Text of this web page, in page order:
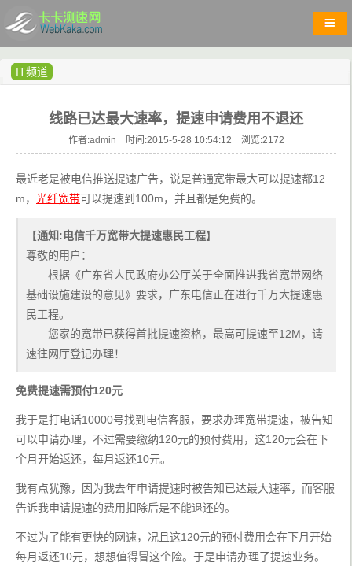
IT频道
线路已达最大速率，提速申请费用不退还
作者:admin 时间:2015-5-28 10:54:12 浏览:2172
最近老是被电信推送提速广告，说是普通宽带最大可以提速都12
m， 光纤宽带可以提速到100m，并且都是免费的。
【通知:电信千万宽带大提速惠民工程】
尊敬的用户：
根据《广东省人民政府办公厅关于全面推进我省宽带网络
基础设施建设的意见》要求，广东电信正在进行千万大提速惠
民工程。
您家的宽带已获得首批提速资格，最高可提速至12M，请
速往网厅登记办理！
免费提速需预付120元
我于是打电话10000号找到电信客服，要求办理宽带提速，被告知
可以申请办理，不过需要缴纳120元的预付费用，这120元会在下
个月开始返还，每月返还10元。
我有点犹豫，因为我去年申请提速时被告知已达最大速率，而客服
告诉我申请提速的费用扣除后是不能退还的。
不过为了能有更快的网速，况且这120元的预付费用会在下月开始
每月返还10元，想想值得冒这个险。于是申请办理了提速业务。